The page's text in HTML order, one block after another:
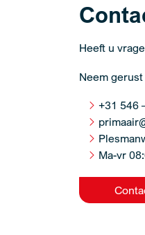
Heeft u
Neem
+31 546
Ma-vr